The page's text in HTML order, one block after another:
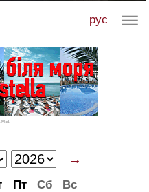
рус
→
Пт Сб
Вс